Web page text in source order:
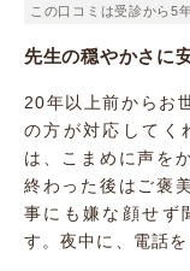
この口コミは受診から5
先生の穏やかさに
20年以上前からお
の方が対応してく
は、こまめに声を
終わった後はご褒
事にも嫌な顔せず
す。夜中に、電話